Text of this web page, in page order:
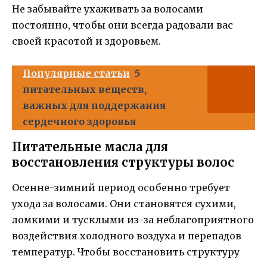
Не забывайте ухаживать за волосами
постоянно, чтобы они всегда радовали вас
своей красотой и здоровьем.
Популярные статьи 5
питательных веществ,
важных для поддержания
сердечного здоровья
Питательные масла для
восстановления структуры волос
Осенне-зимний период особенно требует
ухода за волосами. Они становятся сухими,
ломкими и тусклыми из-за неблагоприятного
воздействия холодного воздуха и перепадов
температур. Чтобы восстановить структуру